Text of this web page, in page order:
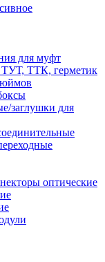
для муфт
ТУТ, ТТК, герметик
заглушки для
оптические